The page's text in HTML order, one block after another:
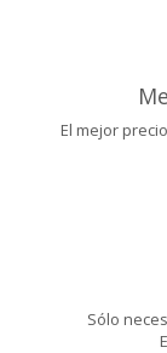
El mejor
Sólo